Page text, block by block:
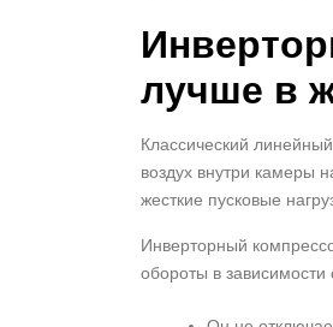
лучше в
Классический
воздух внутри камеры
жесткие пусковые
Инверторный
обороты в